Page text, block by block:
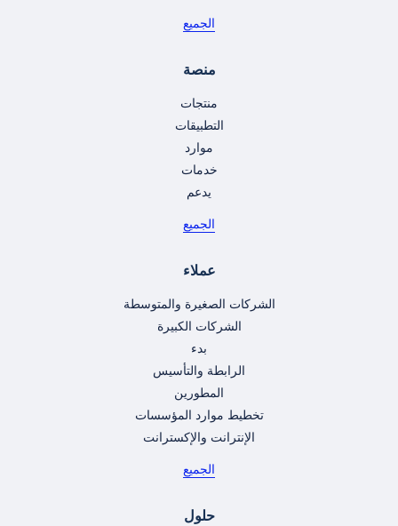
الجميع
منصة
منتجات
التطبيقات
موارد
خدمات
يدعم
الجميع
عملاء
الشركات الصغيرة والمتوسطة
الشركات الكبيرة
بدء
الرابطة والتأسيس
المطورين
تخطيط موارد المؤسسات
الإنترانت والإكسترانت
الجميع
حلول